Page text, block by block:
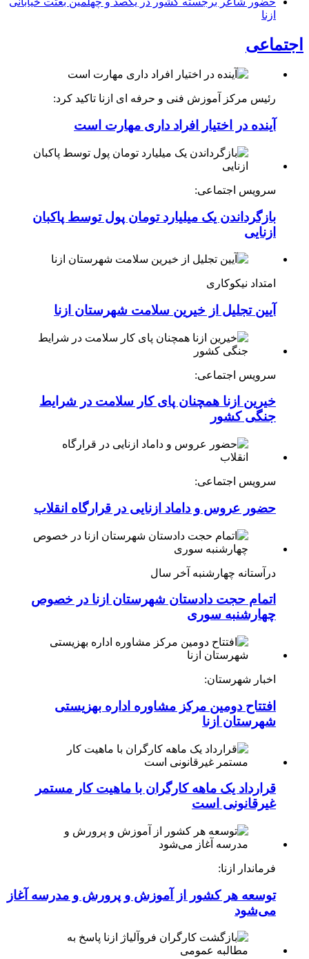
ازنا
اجتماعی
رئیس مرکز آموزش فنی و حرفه ای ازنا تاکید کرد:
آینده در اختیار افراد داری مهارت است
سرویس اجتماعی:
بازگرداندن یک میلیارد تومان پول توسط پاکبان
ازنایی
امتداد نیکوکاری
آیین تجلیل از خیرین سلامت شهرستان ازنا
سرویس اجتماعی:
خیرین ازنا همچنان پای کار سلامت در شرایط
جنگی کشور
سرویس اجتماعی:
حضور عروس و داماد ازنایی در قرارگاه انقلاب
درآستانه چهارشنبه آخر سال
اتمام حجت دادستان شهرستان ازنا در خصوص
چهارشنبه ‌سوری
اخبار شهرستان:
افتتاح دومین مرکز مشاوره اداره بهزیستی
شهرستان ازنا
قرارداد یک ماهه کارگران با ماهیت کار مستمر
غیرقانونی است
فرماندار ازنا:
توسعه هر کشور از آموزش و پرورش و مدرسه آغاز
می‌شود